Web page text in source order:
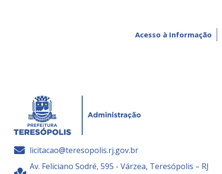
Acesso à Informação
licitacao@teresopolis.rj.gov.br
Av. Feliciano Sodré, 595 - Várzea, Teresópolis – RJ